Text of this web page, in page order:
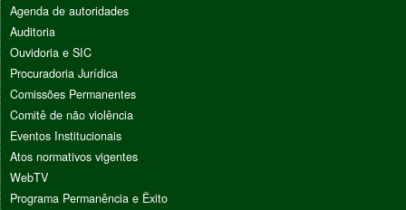
Agenda de autoridades
Auditoria
Ouvidoria e SIC
Procuradoria Jurídica
Comissões Permanentes
Comitê de não violência
Eventos Institucionais
Atos normativos vigentes
WebTV
Programa Permanência e Êxito